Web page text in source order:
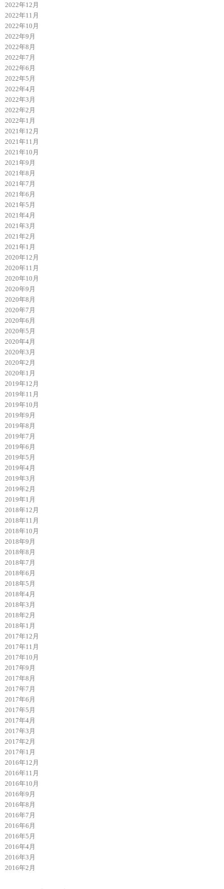
2022年12月
2022年11月
2022年10月
2022年9月
2022年8月
2022年7月
2022年6月
2022年5月
2022年4月
2022年3月
2022年2月
2022年1月
2021年12月
2021年11月
2021年10月
2021年9月
2021年8月
2021年7月
2021年6月
2021年5月
2021年4月
2021年3月
2021年2月
2021年1月
2020年12月
2020年11月
2020年10月
2020年9月
2020年8月
2020年7月
2020年6月
2020年5月
2020年4月
2020年3月
2020年2月
2020年1月
2019年12月
2019年11月
2019年10月
2019年9月
2019年8月
2019年7月
2019年6月
2019年5月
2019年4月
2019年3月
2019年2月
2019年1月
2018年12月
2018年11月
2018年10月
2018年9月
2018年8月
2018年7月
2018年6月
2018年5月
2018年4月
2018年3月
2018年2月
2018年1月
2017年12月
2017年11月
2017年10月
2017年9月
2017年8月
2017年7月
2017年6月
2017年5月
2017年4月
2017年3月
2017年2月
2017年1月
2016年12月
2016年11月
2016年10月
2016年9月
2016年8月
2016年7月
2016年6月
2016年5月
2016年4月
2016年3月
2016年2月